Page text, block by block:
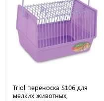
Triol переноска S106 для
мелких животных,